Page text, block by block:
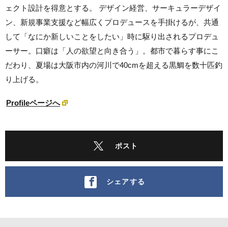
ェクト設計を得意とする。 デザイン経営、サーキュラーデザイ
ン、新規事業支援など幅広くプロデュースを手掛けるが、共通
して「なにか新しいことをしたい」時に駆り出されるプロデュ
ーサー。口癖は「人の欲望と向き合う」。都市で暮らす事にこ
だわり、夏場は大阪市内の河川で40cmを超える黒鯛を数十匹釣
り上げる。
Profileページへ
ポスト
シェアする